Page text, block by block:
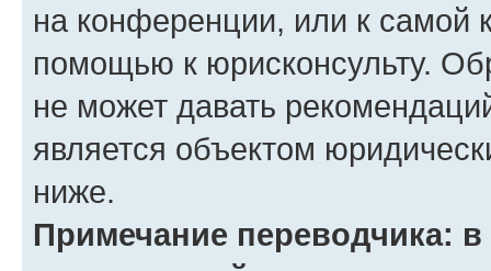
на конференции, или к самой
помощью к юрисконсульту.
не может давать
является объектом
ниже.
Примечание переводчика: